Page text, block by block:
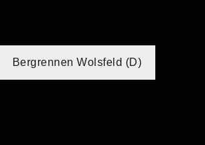
Bergrennen Wolsfeld (D)